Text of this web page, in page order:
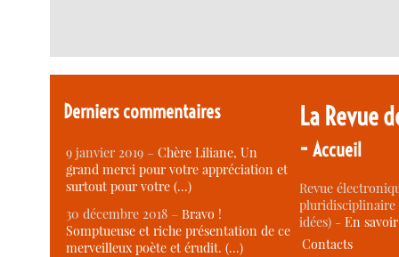
Derniers commentaires
9 janvier 2019 –Chère Liliane, Un
grand merci pour votre appréciation et
surtout pour votre (…)
30 décembre 2018 –Bravo !
Somptueuse et riche présentation de ce
merveilleux poète et érudit. (…)
La Revue
-Accueil
Revue
idées) -En
Contacts